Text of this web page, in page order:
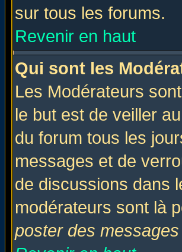
sur tous les forums.
Revenir en haut
Qui sont les
Les Modérateurs
le but est de veiller
du forum tous les
messages et de
de discussions dans
modérateurs sont là
poster des